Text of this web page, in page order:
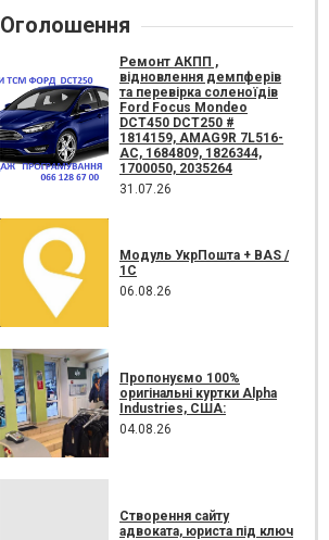
Оголошення
Ремонт АКПП ,
відновлення демпферів
та перевірка соленоїдів
Ford Focus Mondeo
DCT450 DCT250 #
1814159, AMAG9R 7L516-
AC, 1684809, 1826344,
1700050, 2035264
31.07.26
Модуль УкрПошта + BAS /
1C
06.08.26
Пропонуємо 100%
оригінальні куртки Alpha
Industries, США:
04.08.26
Створення сайту
адвоката, юриста під ключ